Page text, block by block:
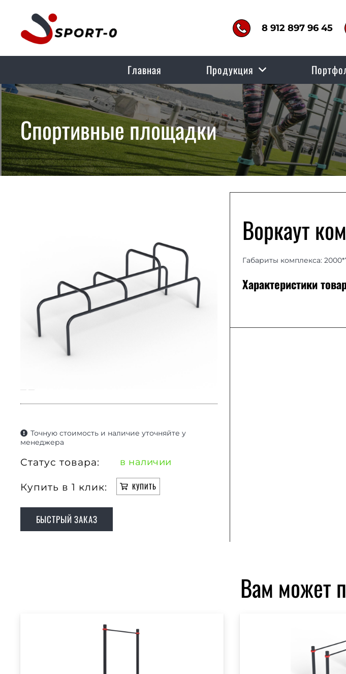
8 912 897 96 45
Главная Продукция
Спортивные площадки
Точную стоимость и наличие уточняйте у
менеджера
Статус товара: в наличии
Купить в 1 клик: КУПИТЬ
БЫСТРЫЙ ЗАКАЗ
Воркаут
Габариты комплекса:
Характеристики
Вам может